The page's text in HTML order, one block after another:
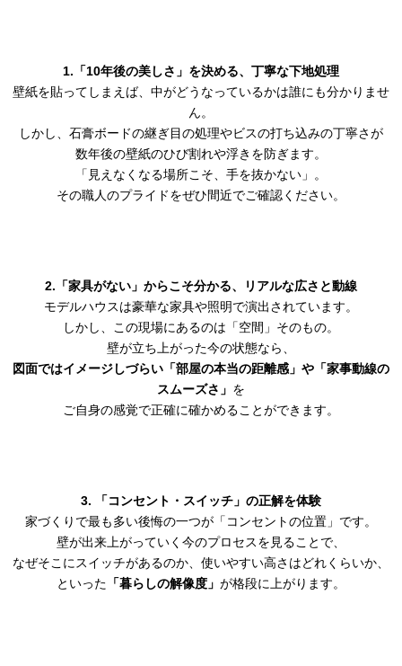
1.「10年後の美しさ」を決める、丁寧な下地処理
壁紙を貼ってしまえば、中がどうなっているかは誰にも分かりませ
ん。
しかし、石膏ボードの継ぎ目の処理やビスの打ち込みの丁寧さが
数年後の壁紙のひび割れや浮きを防ぎます。
「見えなくなる場所こそ、手を抜かない」。
その職人のプライドをぜひ間近でご確認ください。
2.「家具がない」からこそ分かる、リアルな広さと動線
モデルハウスは豪華な家具や照明で演出されています。
しかし、この現場にあるのは「空間」そのもの。
壁が立ち上がった今の状態なら、
図面ではイメージしづらい「部屋の本当の距離感」や「家事動線の
スムーズさ」 を
ご自身の感覚で正確に確かめることができます。
3. 「コンセント・スイッチ」の正解を体験
家づくりで最も多い後悔の一つが「コンセントの位置」です。
壁が出来上がっていく今のプロセスを見ることで、
なぜそこにスイッチがあるのか、使いやすい高さはどれくらいか、
といった 「暮らしの解像度」 が格段に上がります。